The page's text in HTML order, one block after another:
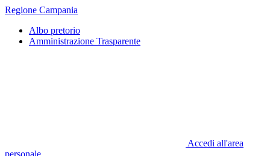
Regione Campania
Albo pretorio
Amministrazione Trasparente
Accedi all'area
personale